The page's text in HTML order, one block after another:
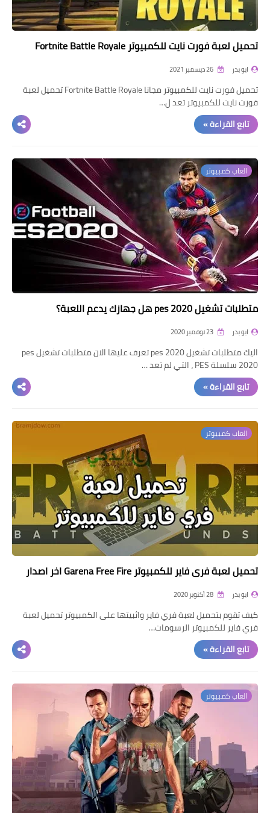
تحميل لعبة فورت نايت للكمبيوتر Fortnite Battle Royale
ابو بدر
تحميل فورت نايت للكمبيوتر مجانا Fortnite Battle Royale تحميل لعبة
فورت نايت للكمبيوتر تعد ل…
تابع القراءة »
العاب كمبيوتر
متطلبات تشغيل pes 2020 هل جهازك يدعم اللعبة؟
ابو بدر
اليك متطلبات تشغيل pes 2020 تعرف عليها الان متطلبات تشغيل pes
2020 سلسلة PES ، التي لم تعد …
تابع القراءة »
العاب كمبيوتر
تحميل لعبة فري فاير للكمبيوتر Garena Free Fire اخر اصدار
ابو بدر
كيف تقوم بتحميل لعبة فري فاير واثبيتها على الكمبيوتر تحميل لعبة
فري فاير للكمبيوتر الرسومات…
تابع القراءة »
العاب كمبيوتر